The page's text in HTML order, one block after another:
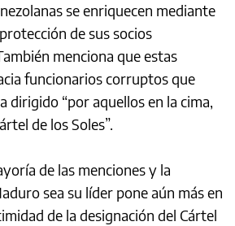
se enriquecen mediante
de sus socios
menciona que estas
funcionarios corruptos que
dirigido “por aquellos en la cima,
de los Soles”.
de las menciones y la
sea su líder pone aún más en
de la designación del Cártel